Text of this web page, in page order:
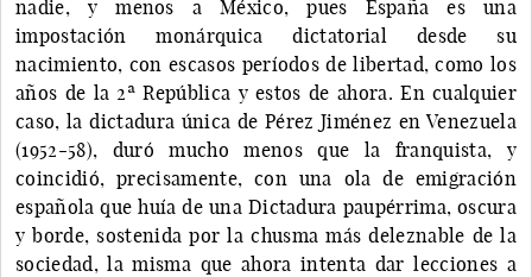
nadie, y menos a México, pues España es una
impostación monárquica dictatorial desde su
nacimiento, con escasos períodos de libertad, como los
años de la 2ª República y estos de ahora. En cualquier
caso, la dictadura única de Pérez Jiménez en Venezuela
(1952-58), duró mucho menos que la franquista, y
coincidió, precisamente, con una ola de emigración
española que huía de una Dictadura paupérrima, oscura
y borde, sostenida por la chusma más deleznable de la
sociedad, la misma que ahora intenta dar lecciones a